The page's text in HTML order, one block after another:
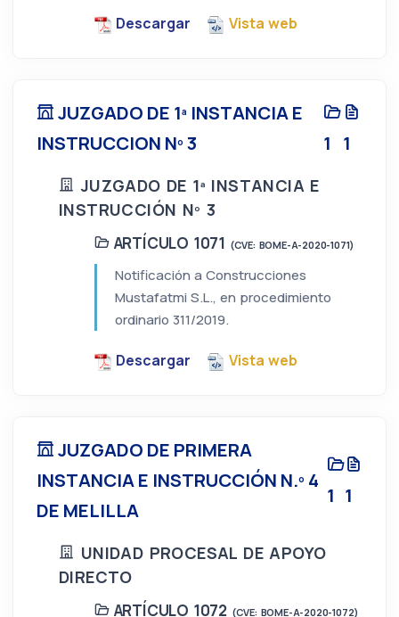
Descargar Vista web
JUZGADO DE 1ª INSTANCIA E
INSTRUCCION Nº 3
1 1
JUZGADO DE 1ª INSTANCIA E
INSTRUCCIÓN Nº 3
ARTÍCULO 1071 (CVE: BOME-A-2020-1071)
Notificación a Construcciones
Mustafatmi S.L., en procedimiento
ordinario 311/2019.
Descargar Vista web
JUZGADO DE PRIMERA
INSTANCIA E INSTRUCCIÓN N.º 4
DE MELILLA
1 1
UNIDAD PROCESAL DE APOYO
DIRECTO
ARTÍCULO 1072 (CVE: BOME-A-2020-1072)